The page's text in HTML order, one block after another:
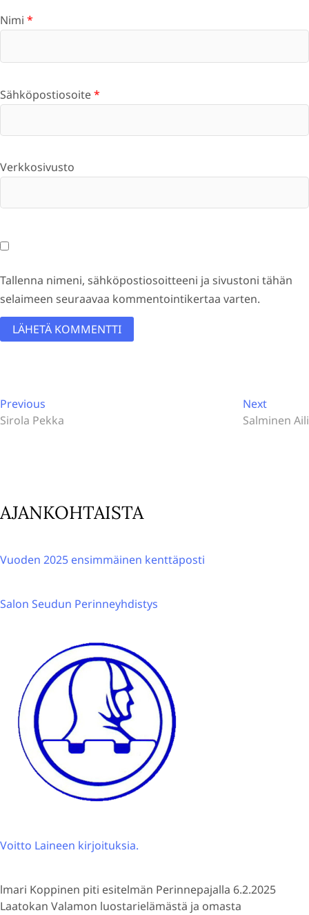
Nimi *
Sähköpostiosoite*
Verkkosivusto
Tallenna nimeni, sähköpostiosoitteeni ja sivustoni tähän
selaimeen seuraavaa kommentointikertaa varten.
t
e
i
Artikkelien
selaus
Previous
post:
Sirola Pekka
NextNext
post:
Salminen Aili
AJANKOHTAISTA
Vuoden 2025 ensimmäinen kenttäposti
Salon Seudun Perinneyhdistys
Voitto Laineen kirjoituksia.
lmari Koppinen piti esitelmän Perinnepajalla 6.2.2025
Laatokan Valamon luostarielämästä ja omasta